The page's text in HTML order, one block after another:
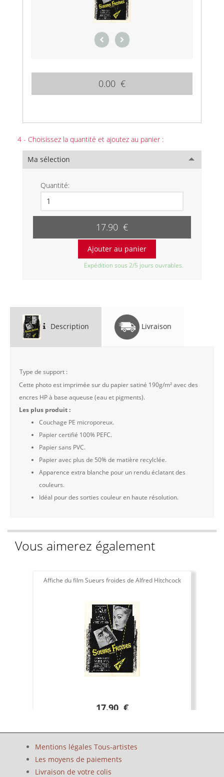
0.00 €
4 - Choisissez la quantité et ajoutez au panier :
Ma sélection
Quantité:
17.90 €
Expédition sous 2/5 jours ouvrables.
Description Livraison
Type de support :
Cette photo est imprimée sur du papier satiné 190g/m² avec des
encres HP à base aqueuse (eau et pigments).
Les plus produit :
Couchage PE microporeux.
Papier certifié 100% PEFC.
Papier sans PVC.
Papier avec plus de 50% de matière recylclée.
Apparence extra blanche pour un rendu éclatant des
couleurs.
Idéal pour des sorties couleur en haute résolution.
Vous aimerez également
Affiche du film Sueurs froides de Alfred Hitchcock
17.90 €
Mentions légales Tous-artistes
Les moyens de paiements
Livraison de votre colis